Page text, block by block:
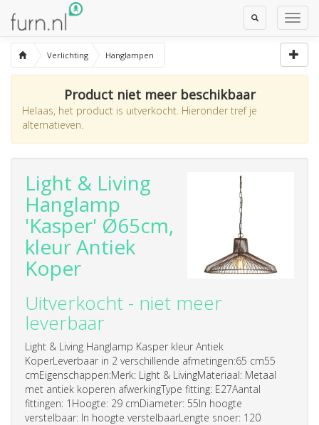
Toggle
Search
Verlichting Hanglampen
Product niet meer beschikbaar
Helaas, het product is uitverkocht. Hieronder tref je
alternatieven.
Light & Living
Hanglamp
'Kasper' Ø65cm,
kleur Antiek
Koper
Uitverkocht - niet meer
leverbaar
Light & Living Hanglamp Kasper kleur Antiek
KoperLeverbaar in 2 verschillende afmetingen:65 cm55
cmEigenschappen:Merk: Light & LivingMateriaal: Metaal
met antiek koperen afwerkingType fitting: E27Aantal
fittingen: 1Hoogte: 29 cmDiameter: 55In hoogte
verstelbaar: In hoogte verstelbaarLengte snoer: 120